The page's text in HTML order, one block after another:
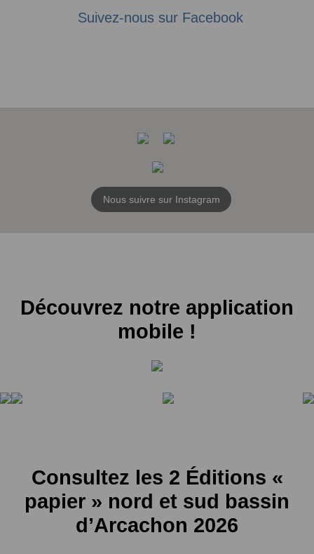
Suivez-nous sur Facebook
Nous suivre sur Instagram
Découvrez notre application
mobile !
Consultez les 2 Éditions «
papier » nord et sud bassin
d’Arcachon 2026